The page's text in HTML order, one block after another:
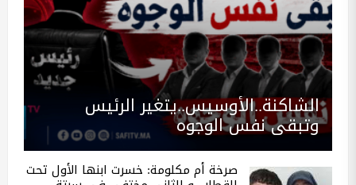
الشاكنة..الأوسيس..يتغير الرئيس
وتبقى نفس الوجوه
صرخة أم مكلومة: خسرت ابنها الأول تحت